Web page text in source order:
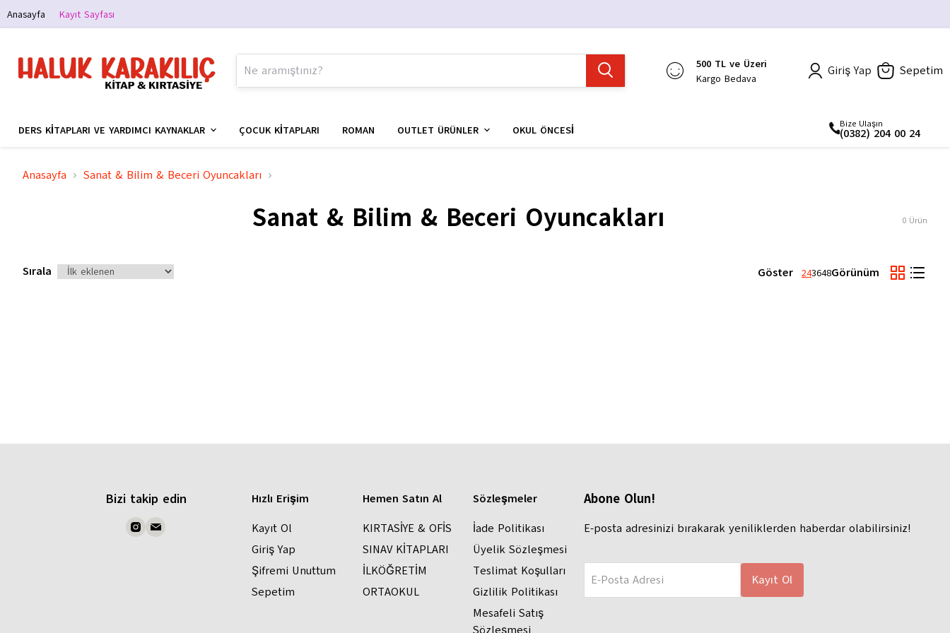
Anasayfa Kayıt Sayfası
500 TL ve Üzeri
Kargo Bedava
Giriş Yap Sepetim
DERS KİTAPLARI VE YARDIMCI KAYNAKLAR ÇOCUK KİTAPLARI ROMAN OUTLET ÜRÜNLER OKUL ÖNCESİ Bize Ulaşın
(0382) 204 00 24
Anasayfa Sanat & Bilim & Beceri Oyuncakları
Sanat & Bilim & Beceri Oyuncakları 0 Ürün
Sırala Göster 243648Görünüm
Bizi takip edin
Hızlı Erişim
Kayıt Ol
Giriş Yap
Şifremi Unuttum
Sepetim
Hemen Satın Al
KIRTASİYE & OFİS
SINAV KİTAPLARI
İLKÖĞRETİM
ORTAOKUL
Sözleşmeler
İade Politikası
Üyelik Sözleşmesi
Teslimat Koşulları
Gizlilik Politikası
Mesafeli Satış
Abone Olun!
E-posta adresinizi bırakarak yeniliklerden haberdar olabilirsiniz!
E-Posta Adresi Kayıt Ol